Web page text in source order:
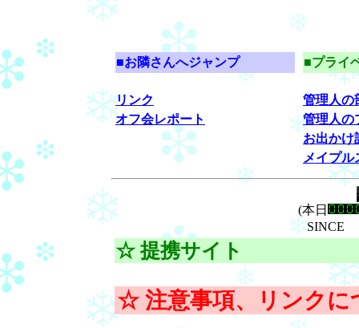
■お隣さんへジャンプ
リンク
オフ会レポート
■プライ
管理人の
管理人の
お出かけ
メイプル
(本日
SINCE
☆ 提携サイト
☆ 注意事項、リンクに